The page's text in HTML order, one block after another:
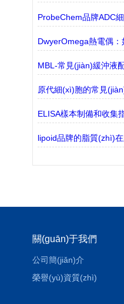
MBL-常見(jiàn)緩沖液
ELISA樣本制備和收集
關(guān)于我們
公司簡(jiǎn)介
榮譽(yù)資質(zhì)